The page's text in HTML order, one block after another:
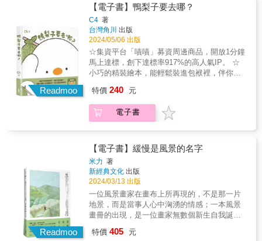
款：最喜歡和你黏在一起了！ I人款：再讓我保
護自己一陣子。 10*15.5cm，彩色印刷，質感
霧面，隨自己開心剪出喜歡的形狀 ˙著色明信片
1款 10*15.5cm，凝雪映畫高質感紙張，可著色
並貼上貼紙，畫出獨一無二的風景。 & 世界破
破爛爛，我們縫縫補補。 生活中每一點小事，
可能都是幸福的開始， 願你在不安的日子裡，
也可以在這裡獲得共鳴、力量與勇氣。 在bibi
動物園裡，每個動物都善良，每件事情都溫
你，讓你不再孤單。 ★ 精選60篇高人氣全彩圖
文漫畫，每篇都讓人獲得小小驚喜，會心一
笑。 & 吃掉推薦 & chichi｜圖文插畫家
weiweiboy｜可愛大王 洪仲清 ｜臨床心理師 陳
志恆｜諮商心理師、暢銷作家 詹奇奇｜IG人氣
書評家 （依首字筆畫排序） &
Readmoo
【電子書】鴨梨子要去哪？
C4 著
台灣角川 出版
2024/05/06 出版
☆集資平台「嘖嘖」募資周邊商品，開放1分鐘
馬上達標，創下達標率917%的高人氣IP。 ☆
小巧的精裝繪本，能輕鬆裝進包袱裡，伴你一
要出發就會找到答案。 到處流浪的鴨梨子
又在收拾包袱了，他這次要去哪裡呢？可儘管
小鴨鴨怎麼問，鴨梨子也只是安靜地出發了
偷觀察他，只見他把路邊的蝸牛跟花朵裝進了
包袱裡，接著又嘗試把自由翱翔的鳥兒放入包
袱，為了抓住掙脫的鳥兒，鴨梨子摔了個大
跤。可即使弄得一身汙泥，他也堅持繼續前
行，鴨梨子到底要去哪？又會遇到什麼事呢？
跟著小鴨鴨一起守護鴨梨子，前往未知的
目的地吧！ & @duck_c4 &
特價 240 元
電子書
Readmoo
【電子書】緩慢是風景的名字
米力 著
新經典文化 出版
2024/03/13 出版
一位風景畫家在畫布上所再現的，不是那一片
地景，而是當事人心中洶湧的情感；一本風景
畫冊的出現，是一位畫家無數個新生自我誕生
的視野100幅畫作 × 100篇隨筆 畫家米力首本圖
特價 405 元